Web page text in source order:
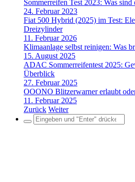
Sommerreifen Test 2023: Was sind
24. Februar 2023
Fiat 500 Hybrid (2025) im Test:
Dreizylinder
11. Februar 2026
Klimaanlage selbst reinigen: Was
15. August 2025
ADAC Sommerreifentest 2025:
Überblick
27. Februar 2025
OOONO Blitzerwarner erlaubt
11. Februar 2025
Zurück Weiter
Search
for: